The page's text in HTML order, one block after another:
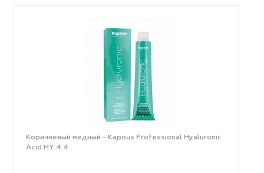
Коричневый медный - Kapous Professional Hyaluronic
Acid HY 4.4